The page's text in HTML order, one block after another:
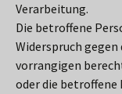
Verarbeitung.
Die betroffene
Widerspruch
vorrangigen
oder die betroffene